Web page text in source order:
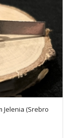
Jelenia (Srebro